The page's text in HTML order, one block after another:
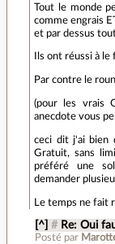
Tout le monde
comme engrais
et par dessus
Ils ont réussi à
Par contre le
(pour les vrais
anecdote vous
ceci dit j'ai bien
Gratuit, sans
préféré une
demander
Le temps ne fait
[^] # Re: Oui
Posté par